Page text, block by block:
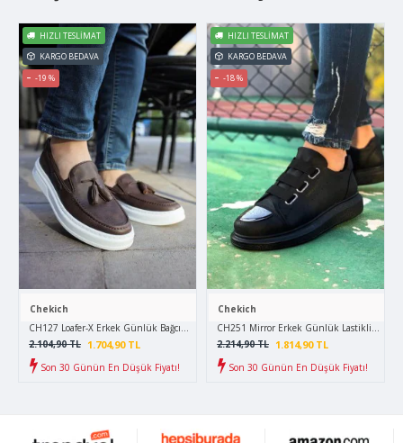
HIZLI TESLIMAT
KARGO BEDAVA
-19 %
Chekich
CH127 Loafer-X Erkek Günlük Bağcıksız Corcik Cilt Klasik Ayakkabı CBT - Kahverengi
1.704,90 TL
2.104,90 TL
Son 30 Günün En Düşük Fiyatı!
HIZLI TESLIMAT
KARGO BEDAVA
-18 %
Chekich
CH251 Mirror Erkek Günlük Lastikli Cilt
1.814,90 TL
2.214,90 TL
Son 30 Günün En Düşük Fiyatı!